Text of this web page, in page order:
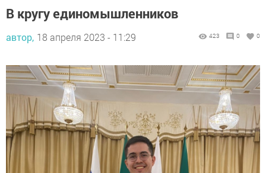
В кругу единомышленников
автор, 18 апреля 2023 - 11:29